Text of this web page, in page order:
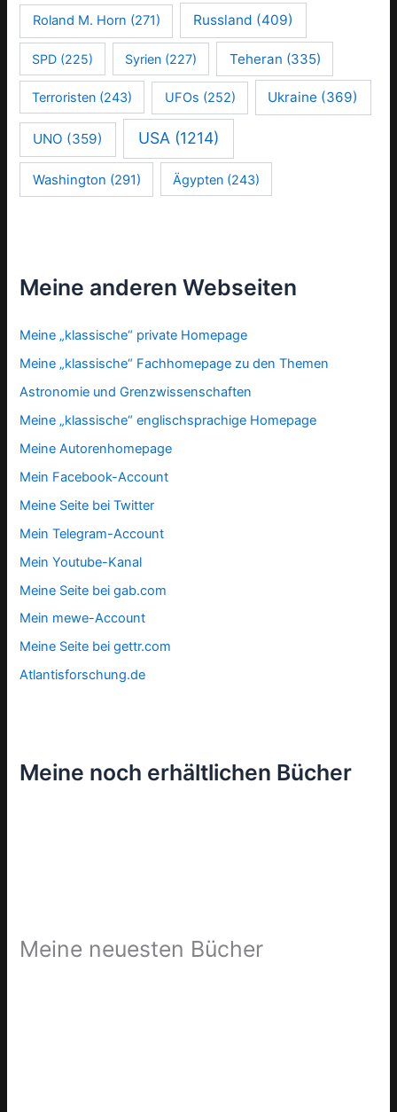
Roland M. Horn (271) Russland (409)
SPD (225) Syrien (227) Teheran (335)
Terroristen (243) UFOs (252) Ukraine (369)
UNO (359) USA(1214)
Washington (291) Ägypten (243)
Meine anderen Webseiten
Meine „klassische“ private Homepage
Meine „klassische“ Fachhomepage zu den Themen
Astronomie und Grenzwissenschaften
Meine „klassische“ englischsprachige Homepage
Meine Autorenhomepage
Mein Facebook-Account
Meine Seite bei Twitter
Mein Telegram-Account
Mein Youtube-Kanal
Meine Seite bei gab.com
Mein mewe-Account
Meine Seite bei gettr.com
Atlantisforschung.de
Meine noch erhältlichen Bücher
Meine neuesten Bücher